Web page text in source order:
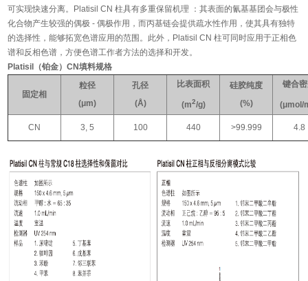
可实现快速分离。Platisil CN 柱具有多重保留机理 ：其表面的氰基基团会与极性
化合物产生较强的偶极 - 偶极作用，而丙基链会提供疏水性作用，使其具有独特
的选择性，能够拓宽色谱应用的范围。此外，Platisil CN 柱可同时应用于正相色
谱和反相色谱，方便色谱工作者方法的选择和开发。
Platisil（铂金）CN填料规格
固定相
粒径
(μm)
孔径
(Å)
比表面积
(m2/g)
硅胶纯度
(%)
键合
(μmol/
CN 3, 5 100 440 >99.999 4.8